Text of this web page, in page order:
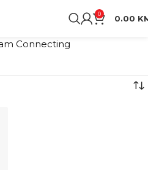
0 0.00
Connecting